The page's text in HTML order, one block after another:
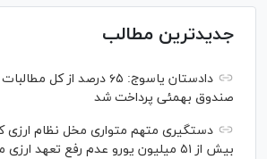
جدیدترین مطالب
دادستان یاسوج: ۶۵ درصد از
صندوق بهمئی پرداخت شد
دستگیری متهم متواری مخل نظام ارزی
بیش از ۵۱ میلیون یورو عدم رفع تعهد ارزی متهم